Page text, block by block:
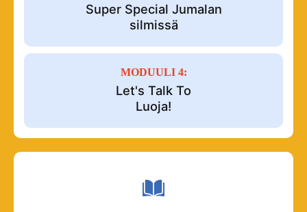
Super Special Jumalan
silmissä
MODUULI 4:
Let's Talk To
Luoja!